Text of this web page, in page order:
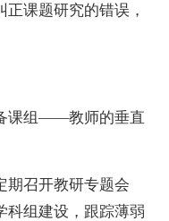
课题研究的错误，
组——教师的垂直
期召开教研专题会
科组建设，跟踪薄弱